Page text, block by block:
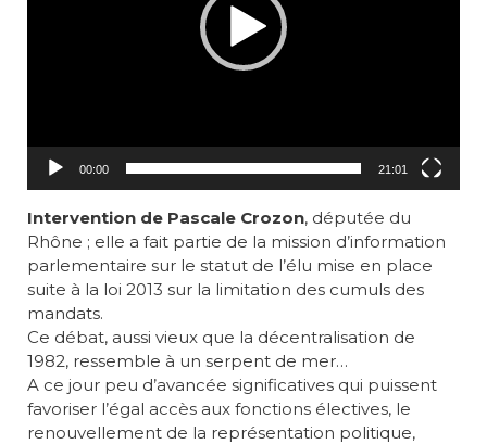
00:00 21:01
Intervention de Pascale Crozon, députée du
Rhône ; elle a fait partie de la mission d’information
parlementaire sur le statut de l’élu mise en place
suite à la loi 2013 sur la limitation des cumuls des
mandats.
Ce débat, aussi vieux que la décentralisation de
1982, ressemble à un serpent de mer…
A ce jour peu d’avancée significatives qui puissent
favoriser l’égal accès aux fonctions électives, le
renouvellement de la représentation politique,